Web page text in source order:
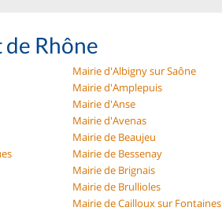
Rhône
Mairie d'Albigny sur Saône
Mairie d'Amplepuis
Mairie d'Anse
Mairie d'Avenas
Mairie de Beaujeu
Mairie de Bessenay
Mairie de Brignais
Mairie de Brullioles
Mairie de Cailloux sur Fontaines